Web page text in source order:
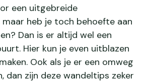
een uitgebreide
heb je toch behoefte aan
Dan is er altijd wel een
Hier kun je even uitblazen
Ook als je er een omweg
dan zijn deze wandeltips zeker